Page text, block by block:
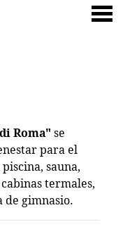
Roma" se
para el
sauna,
termales,
de gimnasio.